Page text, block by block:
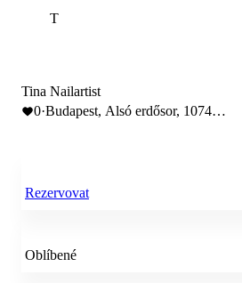
T
Tina Nailartist
0·Budapest, Alsó erdősor, 1074
Rezervovat
Oblíbené